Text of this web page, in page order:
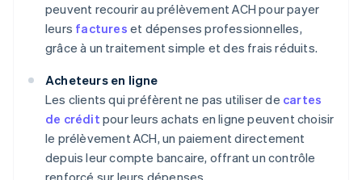
peuvent recourir au prélèvement ACH pour payer
leurs factures et dépenses professionnelles,
grâce à un traitement simple et des frais réduits.
Acheteurs en ligne
Les clients qui préfèrent ne pas utiliser de cartes
de crédit pour leurs achats en ligne peuvent choisir
le prélèvement ACH, un paiement directement
depuis leur compte bancaire, offrant un contrôle